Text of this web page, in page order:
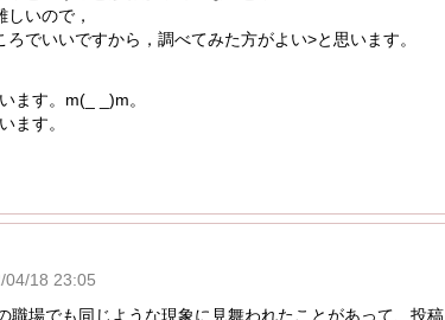
いので，
でいいですから，調べてみた方がよい>と思います。
ます。m(_ _)m。
ます。
18 23:05
職場でも同じような現象に見舞われたことがあって、投稿